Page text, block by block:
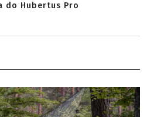
do Hubertus Pro